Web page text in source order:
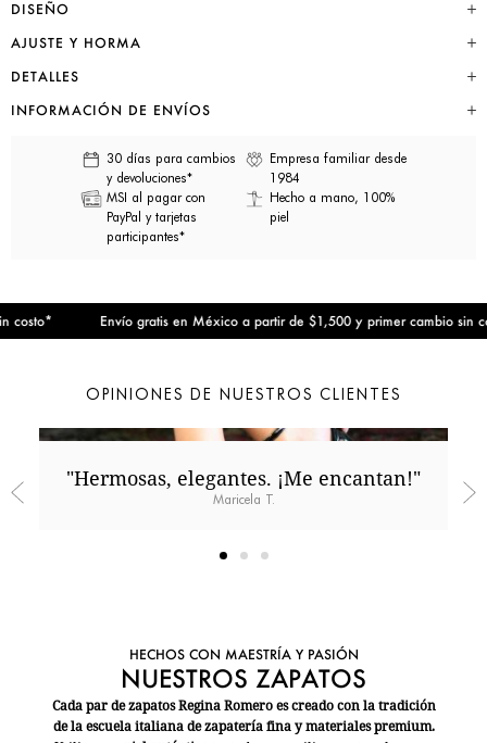
DISEÑO
AJUSTE Y HORMA
DETALLES
INFORMACIÓN DE ENVÍOS
30 días para cambios
y devoluciones*
Empresa familiar desde
1984
MSI al pagar con
PayPal y tarjetas
participantes*
Hecho a mano, 100%
piel
Envío gratis en México a partir de $1,500 y primer cambio sin
OPINIONES DE NUESTROS CLIENTES
"Hermosas, elegantes. ¡Me encantan!"
Maricela T.
HECHOS CON MAESTRÍA Y PASIÓN
NUESTROS ZAPATOS
Cada par de zapatos Regina Romero es creado con la tradición
de la escuela italiana de zapatería fina y materiales premium.